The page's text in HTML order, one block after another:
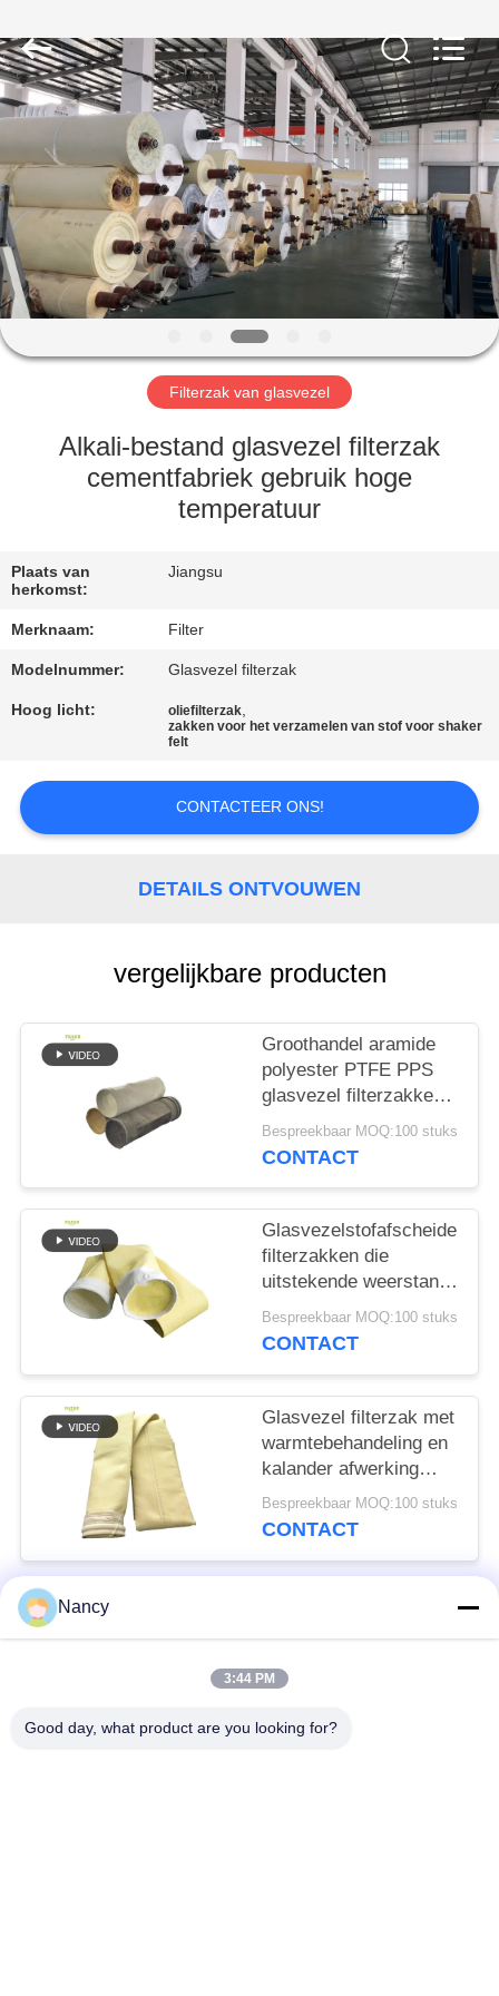
HUIS
PRODUCTEN
OVER
ONS
FABRIEKSREIS
KWALITEITSCONTROLE
CONTACTEER
VERZOEK
OM EEN
SITEMAP
PRIVACYBELEID
Co.,Ltd..
All
Rights
Reserved.
Filterzak van glasvezel
Alkali-bestand glasvezel filterzak
cementfabriek gebruik hoge
temperatuur
Plaats van
herkomst:
Jiangsu
Merknaam: Filter
Modelnummer: Glasvezel filterzak
Hoog licht: oliefilterzak,
zakken voor het verzamelen van stof voor shaker
felt
CONTACTEER ONS!
DETAILS ONTVOUWEN
vergelijkbare producten
Groothandel aramide
polyester PTFE PPS
glasvezel filterzakken
voor cementfabriek
Bespreekbaar MOQ:100 stuks
CONTACT
Glasvezelstofafscheider
filterzakken die
uitstekende weerstand
bieden tegen hoge
temperaturen, slijtage
Bespreekbaar MOQ:100 stuks
CONTACT
Glasvezel filterzak met
warmtebehandeling en
kalander afwerking
voor verbeterde
duurzaamheid en stof
Bespreekbaar MOQ:100 stuks
CONTACT
populaire categorieën
Nancy
3:44 PM
Good day, what product are you looking for?